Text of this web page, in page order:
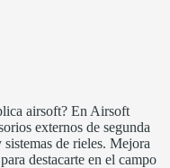
airsoft? En Airsoft
externos de segunda
de rieles. Mejora
destacarte en el campo